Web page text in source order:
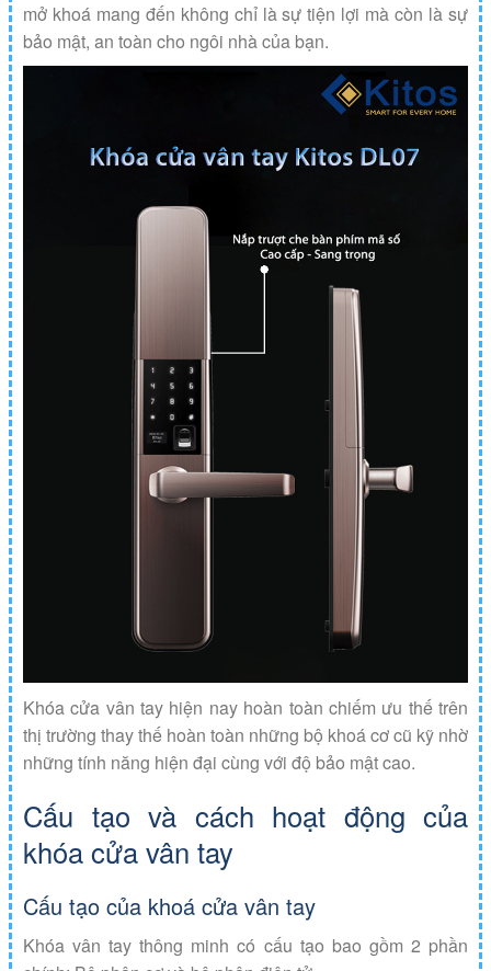
mở khoá mang đến không chỉ là sự tiện lợi mà còn là sự
bảo mật, an toàn cho ngôi nhà của bạn.
Khóa cửa vân tay hiện nay hoàn toàn chiếm ưu thế trên
thị trường thay thế hoàn toàn những bộ khoá cơ cũ kỹ nhờ
những tính năng hiện đại cùng với độ bảo mật cao.
Cấu tạo và cách hoạt động của
khóa cửa vân tay
Cấu tạo của khoá cửa vân tay
Khóa vân tay thông minh có cấu tạo bao gồm 2 phần